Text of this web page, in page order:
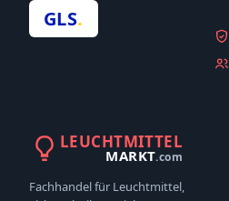
GLS.
LEUCHTMITTEL
MARKT.com
Fachhandel für Leuchtmittel,